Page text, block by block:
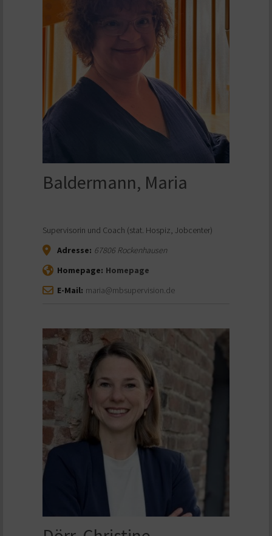
Baldermann, Maria
Supervisorin und Coach (stat. Hospiz, Jobcenter)
Adresse: 67806Rockenhausen
Homepage: Homepage
E-Mail: maria@mbsupervision.de